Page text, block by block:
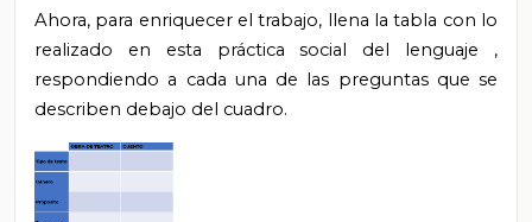
Ahora, para enriquecer el trabajo, llena la tabla con lo
realizado en esta práctica social del lenguaje ,
respondiendo a cada una de las preguntas que se
describen debajo del cuadro.